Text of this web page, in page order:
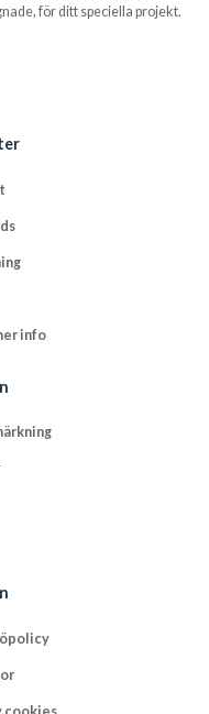
för ditt speciella projekt.
info